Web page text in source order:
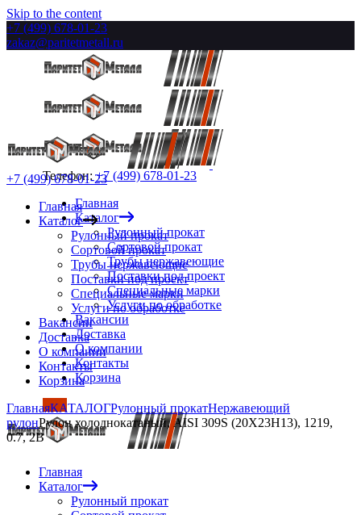
Skip to the content
+7 (499) 678-01-23
zakaz@paritetmetall.ru
Телефон:+7 (499) 678-01-23
Главная
Каталог
Рулонный прокат
Сортовой прокат
Трубы нержавеющие
Поставки под проект
Специальные марки
Услуги по обработке
Вакансии
Доставка
О компании
Контакты
Корзина
Главная
Каталог
Рулонный прокат
+7 (499) 678-01-23
Главная
Каталог
Рулонный прокат
Сортовой прокат
Трубы нержавеющие
Поставки под проект
Специальные марки
Услуги по обработке
Вакансии
Доставка
О компании
Контакты
Корзина
ГлавнаяКАТАЛОГРулонный прокатНержавеющий
рулонРулон холоднокатаный, AISI 309S (20Х23Н13), 1219,
0.7, 2B